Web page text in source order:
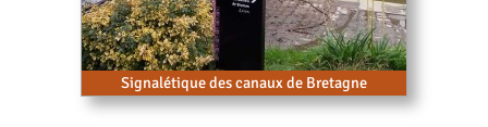
Signalétique des canaux de Bretagne